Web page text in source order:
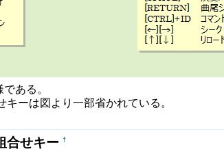
ある。
ーは図より一部省かれている。
合せキー †